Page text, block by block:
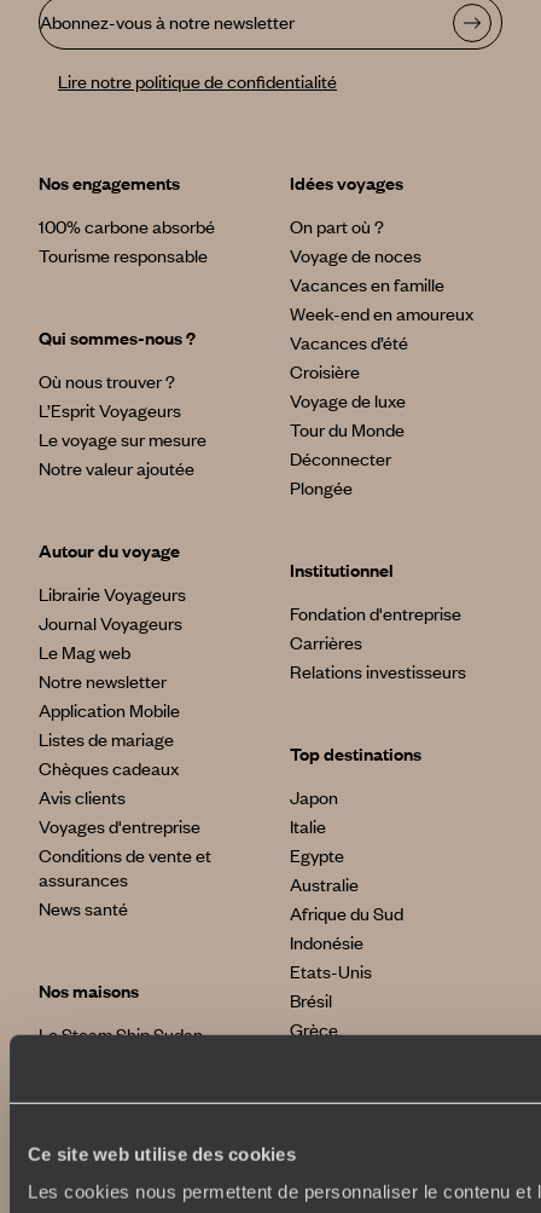
Ce site web utilise des cookies
Les cookies nous permettent de personnaliser le contenu
Abonnez-vous à notre newsletter
Lire notre politique de confidentialité
Nos engagements
100% carbone absorbé
Tourisme responsable
Qui sommes-nous ?
Où nous trouver ?
L’Esprit Voyageurs
Le voyage sur mesure
Notre valeur ajoutée
Autour du voyage
Librairie Voyageurs
Journal Voyageurs
Le Mag web
Notre newsletter
Application Mobile
Listes de mariage
Chèques cadeaux
Avis clients
Voyages d'entreprise
Conditions de vente et
assurances
News santé
Nos maisons
Le Steam Ship Sudan
La Villa Bahia
Idées voyages
On part où ?
Voyage de noces
Vacances en famille
Week-end en amoureux
Vacances d’été
Croisière
Voyage de luxe
Tour du Monde
Déconnecter
Plongée
Institutionnel
Fondation d'entreprise
Carrières
Relations investisseurs
Top destinations
Japon
Italie
Egypte
Australie
Afrique du Sud
Indonésie
Etats-Unis
Brésil
Grèce
International
voyageursdumonde.fr
voyageursdumonde.ch